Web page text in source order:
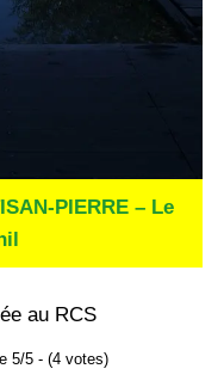
PIERRE – Le
au RCS
5/5 - (4 votes)